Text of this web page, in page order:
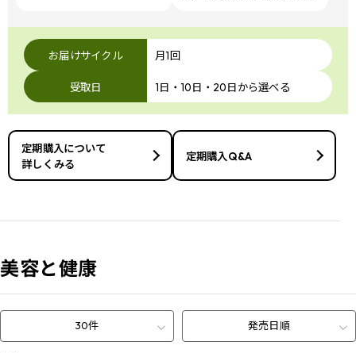
お届けサイクル 月1回
受取日 1日・10日・20日から選べる
定期購入について
詳しくみる
定期購入Q&A
美容と健康
30件 発売日順